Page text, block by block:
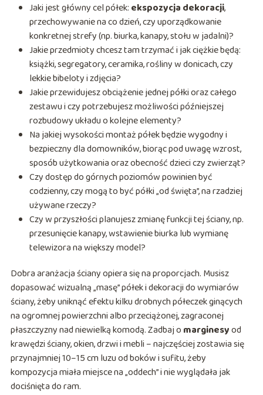
Jaki jest główny cel półek: ekspozycja dekoracji,
przechowywanie na co dzień, czy uporządkowanie
konkretnej strefy (np. biurka, kanapy, stołu w jadalni)?
Jakie przedmioty chcesz tam trzymać i jak ciężkie będą:
książki, segregatory, ceramika, rośliny w donicach, czy
lekkie bibeloty i zdjęcia?
Jakie przewidujesz obciążenie jednej półki oraz całego
zestawu i czy potrzebujesz możliwości późniejszej
rozbudowy układu o kolejne elementy?
Na jakiej wysokości montaż półek będzie wygodny i
bezpieczny dla domowników, biorąc pod uwagę wzrost,
sposób użytkowania oraz obecność dzieci czy zwierząt?
Czy dostęp do górnych poziomów powinien być
codzienny, czy mogą to być półki „od święta”, na rzadziej
używane rzeczy?
Czy w przyszłości planujesz zmianę funkcji tej ściany, np.
przesunięcie kanapy, wstawienie biurka lub wymianę
telewizora na większy model?
Dobra aranżacja ściany opiera się na proporcjach. Musisz
dopasować wizualną „masę” półek i dekoracji do wymiarów
ściany, żeby uniknąć efektu kilku drobnych półeczek ginących
na ogromnej powierzchni albo przeciążonej, zagraconej
płaszczyzny nad niewielką komodą. Zadbaj o marginesyod
krawędzi ściany, okien, drzwi i mebli – najczęściej zostawia się
przynajmniej 10–15 cm luzu od boków i sufitu, żeby
kompozycja miała miejsce na „oddech” i nie wyglądała jak
dociśnięta do ram.